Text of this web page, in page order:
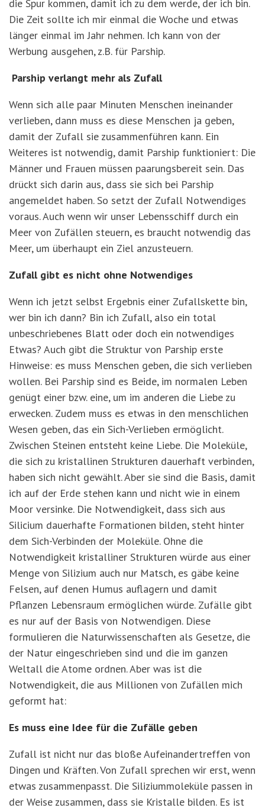
die Spur kommen, damit ich zu dem werde, der ich bin.
Die Zeit sollte ich mir einmal die Woche und etwas
länger einmal im Jahr nehmen. Ich kann von der
Werbung ausgehen, z.B. für Parship.
Parship verlangt mehr als Zufall
Wenn sich alle paar Minuten Menschen ineinander
verlieben, dann muss es diese Menschen ja geben,
damit der Zufall sie zusammenführen kann. Ein
Weiteres ist notwendig, damit Parship funktioniert: Die
Männer und Frauen müssen paarungsbereit sein. Das
drückt sich darin aus, dass sie sich bei Parship
angemeldet haben. So setzt der Zufall Notwendiges
voraus. Auch wenn wir unser Lebensschiff durch ein
Meer von Zufällen steuern, es braucht notwendig das
Meer, um überhaupt ein Ziel anzusteuern.
Zufall gibt es nicht ohne Notwendiges
Wenn ich jetzt selbst Ergebnis einer Zufallskette bin,
wer bin ich dann? Bin ich Zufall, also ein total
unbeschriebenes Blatt oder doch ein notwendiges
Etwas? Auch gibt die Struktur von Parship erste
Hinweise: es muss Menschen geben, die sich verlieben
wollen. Bei Parship sind es Beide, im normalen Leben
genügt einer bzw. eine, um im anderen die Liebe zu
erwecken. Zudem muss es etwas in den menschlichen
Wesen geben, das ein Sich-Verlieben ermöglicht.
Zwischen Steinen entsteht keine Liebe. Die Moleküle,
die sich zu kristallinen Strukturen dauerhaft verbinden,
haben sich nicht gewählt. Aber sie sind die Basis, damit
ich auf der Erde stehen kann und nicht wie in einem
Moor versinke. Die Notwendigkeit, dass sich aus
Silicium dauerhafte Formationen bilden, steht hinter
dem Sich-Verbinden der Moleküle. Ohne die
Notwendigkeit kristalliner Strukturen würde aus einer
Menge von Silizium auch nur Matsch, es gäbe keine
Felsen, auf denen Humus auflagern und damit
Pflanzen Lebensraum ermöglichen würde. Zufälle gibt
es nur auf der Basis von Notwendigen. Diese
formulieren die Naturwissenschaften als Gesetze, die
der Natur eingeschrieben sind und die im ganzen
Weltall die Atome ordnen. Aber was ist die
Notwendigkeit, die aus Millionen von Zufällen mich
geformt hat:
Es muss eine Idee für die Zufälle geben
Zufall ist nicht nur das bloße Aufeinandertreffen von
Dingen und Kräften. Von Zufall sprechen wir erst, wenn
etwas zusammenpasst. Die Siliziummoleküle passen in
der Weise zusammen, dass sie Kristalle bilden. Es ist